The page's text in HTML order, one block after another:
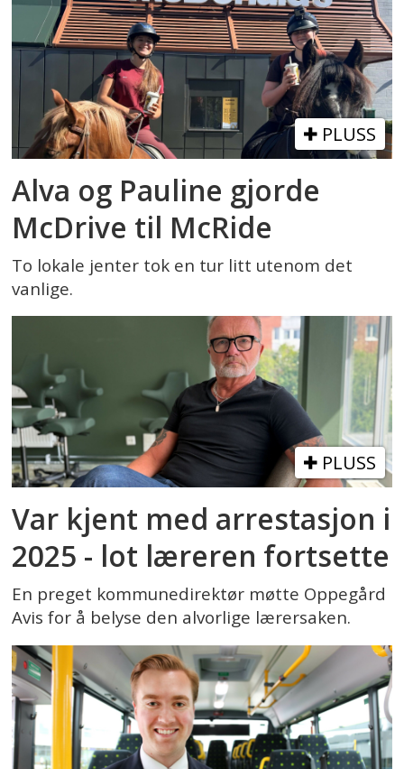
PLUSS
Alva og Pauline gjorde
McDrive til McRide
To lokale jenter tok en tur litt utenom det
vanlige.
PLUSS
Var kjent med arrestasjon i
2025 - lot læreren fortsette
En preget kommunedirektør møtte Oppegård
Avis for å belyse den alvorlige lærersaken.